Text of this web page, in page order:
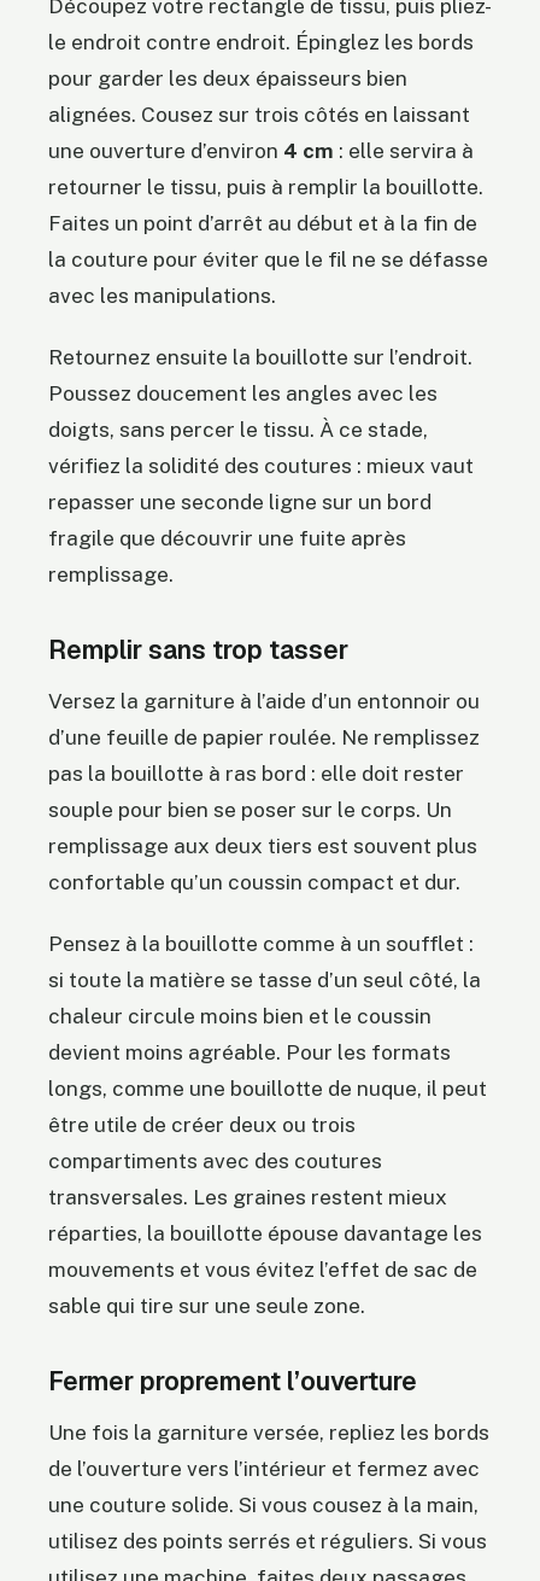
Découpez votre rectangle de tissu, puis pliez-
le endroit contre endroit. Épinglez les bords
pour garder les deux épaisseurs bien
alignées. Cousez sur trois côtés en laissant
une ouverture d’environ 4 cm : elle servira à
retourner le tissu, puis à remplir la bouillotte.
Faites un point d’arrêt au début et à la fin de
la couture pour éviter que le fil ne se défasse
avec les manipulations.
Retournez ensuite la bouillotte sur l’endroit.
Poussez doucement les angles avec les
doigts, sans percer le tissu. À ce stade,
vérifiez la solidité des coutures : mieux vaut
repasser une seconde ligne sur un bord
fragile que découvrir une fuite après
remplissage.
Remplir sans trop tasser
Versez la garniture à l’aide d’un entonnoir ou
d’une feuille de papier roulée. Ne remplissez
pas la bouillotte à ras bord : elle doit rester
souple pour bien se poser sur le corps. Un
remplissage aux deux tiers est souvent plus
confortable qu’un coussin compact et dur.
Pensez à la bouillotte comme à un soufflet :
si toute la matière se tasse d’un seul côté, la
chaleur circule moins bien et le coussin
devient moins agréable. Pour les formats
longs, comme une bouillotte de nuque, il peut
être utile de créer deux ou trois
compartiments avec des coutures
transversales. Les graines restent mieux
réparties, la bouillotte épouse davantage les
mouvements et vous évitez l’effet de sac de
sable qui tire sur une seule zone.
Fermer proprement l’ouverture
Une fois la garniture versée, repliez les bords
de l’ouverture vers l’intérieur et fermez avec
une couture solide. Si vous cousez à la main,
utilisez des points serrés et réguliers. Si vous